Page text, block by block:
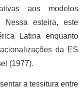
aos modelos
Nessa esteira, este
Latina enquanto
da ES
(1977).
a tessitura entre